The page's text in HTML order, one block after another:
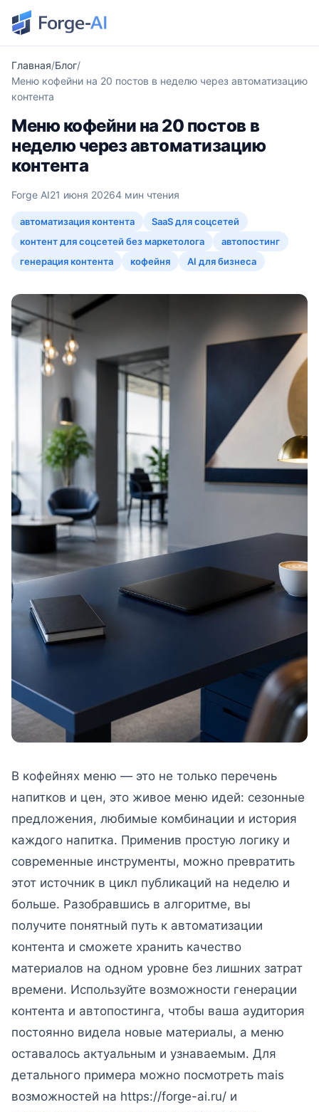
Главная Блог
Меню кофейни на 20 постов в неделю через автоматизацию
контента
Меню кофейни на 20 постов в
неделю через автоматизацию
контента
Forge AI21 июня 20264 мин чтения
автоматизация контента
SaaS для соцсетей
контент для соцсетей без маркетолога
автопостинг
генерация контента
кофейня AI для бизнеса
В кофейнях меню — это не только перечень
напитков и цен, это живое меню идей: сезонные
предложения, любимые комбинации и история
каждого напитка. Применив простую логику и
современные инструменты, можно превратить
этот источник в цикл публикаций на неделю и
больше. Разобравшись в алгоритме, вы
получите понятный путь к автоматизации
контента и сможете хранить качество
материалов на одном уровне без лишних затрат
времени. Используйте возможности генерации
контента и автопостинга, чтобы ваша аудитория
постоянно видела новые материалы, а меню
оставалось актуальным и узнаваемым. Для
детального примера можно посмотреть mais
возможностей на https://forge-ai.ru/ и